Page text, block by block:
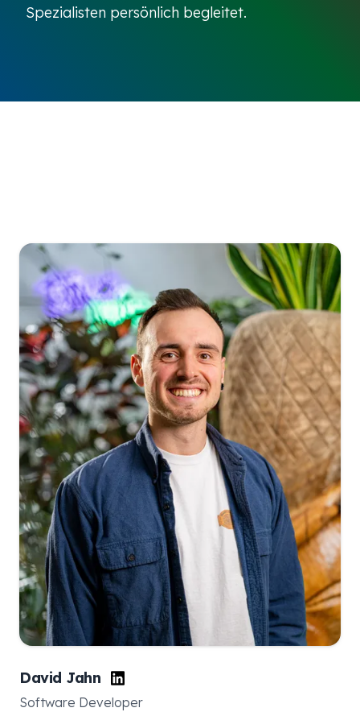
Spezialisten persönlich begleitet.
David Jahn
Software Developer